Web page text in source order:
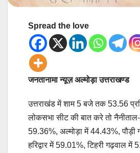
Spread the love
जनतानामा न्यूज़ अल्मोड़ा उत्तराखण्ड
उत्तराखंड में शाम 5 बजे तक 53.56
लोकसभा सीट की बात करे तो
59.36%, अल्मोड़ा में 44.43%, पौड़ी
हरिद्वार में 59.01%, टिहरी गढ़वाल